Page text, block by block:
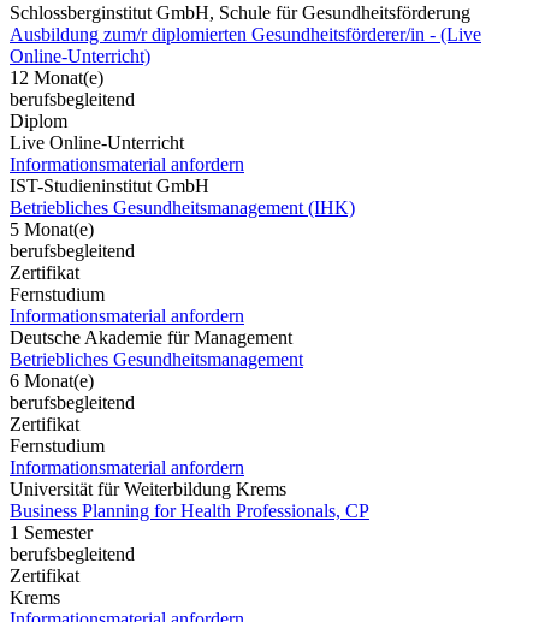
Schlossberginstitut GmbH, Schule für Gesundheitsförderung
Ausbildung zum/r diplomierten Gesundheitsförderer/in - (Live
Online-Unterricht)
12 Monat(e)
berufsbegleitend
Diplom
Live Online-Unterricht
Informationsmaterial anfordern
IST-Studieninstitut GmbH
Betriebliches Gesundheitsmanagement (IHK)
5 Monat(e)
berufsbegleitend
Zertifikat
Fernstudium
Informationsmaterial anfordern
Deutsche Akademie für Management
Betriebliches Gesundheitsmanagement
6 Monat(e)
berufsbegleitend
Zertifikat
Fernstudium
Informationsmaterial anfordern
Universität für Weiterbildung Krems
Business Planning for Health Professionals, CP
1 Semester
berufsbegleitend
Zertifikat
Krems